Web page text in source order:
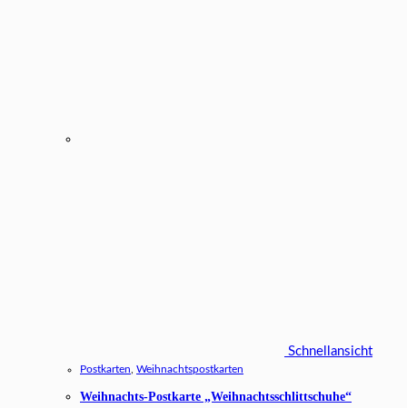
Schnellansicht
Postkarten Weihnachtspostkarten
Weihnachts-Postkarte „Weihnachtsschlittschuhe“